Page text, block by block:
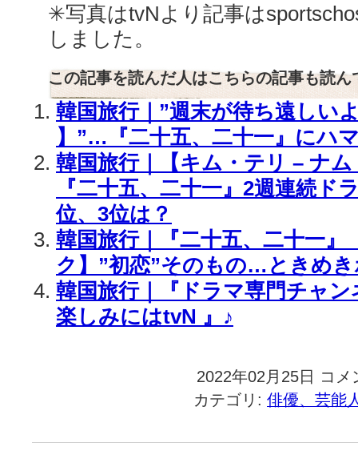
✳︎写真はtvNより記事は
しました。
この記事を読んだ人はこちらの記事も読ん
韓国旅行｜”週末が待ち遠しい
】”…『二十五、二十一』にハ
韓国旅行｜【キム・テリ – ナ
『二十五、二十一』2週連続ド
位、3位は？
韓国旅行｜『二十五、二十一』
ク】”初恋”そのもの…ときめ
韓国旅行｜『ドラマ専門チャ
楽しみにはtvN 』♪
2022年02月25日
韓
国
旅
｜
コメ
カテゴリ: 俳優、芸能